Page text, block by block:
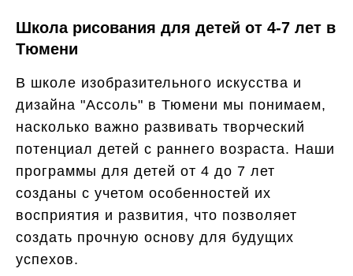
Школа рисования для детей от 4-7 лет в
Тюмени
В школе изобразительного искусства и
дизайна "Ассоль" в Тюмени мы понимаем,
насколько важно развивать творческий
потенциал детей с раннего возраста. Наши
программы для детей от 4 до 7 лет
созданы с учетом особенностей их
восприятия и развития, что позволяет
создать прочную основу для будущих
успехов.